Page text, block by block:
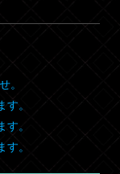
。
。
。
。